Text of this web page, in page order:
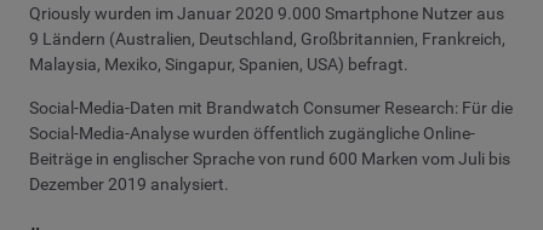
Qriously wurden im Januar 2020 9.000 Smartphone Nutzer aus
9 Ländern (Australien, Deutschland, Großbritannien, Frankreich,
Malaysia, Mexiko, Singapur, Spanien, USA) befragt.
Social-Media-Daten mit Brandwatch Consumer Research: Für die
Social-Media-Analyse wurden öffentlich zugängliche Online-
Beiträge in englischer Sprache von rund 600 Marken vom Juli bis
Dezember 2019 analysiert.